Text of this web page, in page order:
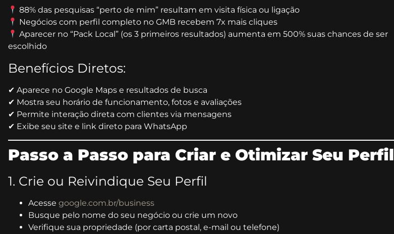
88% das pesquisas “perto de mim” resultam em visita física ou ligação
Negócios com perfil completo no GMB recebem 7x mais cliques
Aparecer no “Pack Local” (os 3 primeiros resultados) aumenta em 500% suas chances de ser
escolhido
Benefícios Diretos:
✔ Aparece no Google Maps e resultados de busca
✔ Mostra seu horário de funcionamento, fotos e avaliações
✔ Permite interação direta com clientes via mensagens
✔ Exibe seu site e link direto para WhatsApp
Passo a Passo para Criar e Otimizar Seu Perfil
1. Crie ou Reivindique Seu Perfil
Acesse google.com.br/business
Busque pelo nome do seu negócio ou crie um novo
Verifique sua propriedade (por carta postal, e-mail ou telefone)